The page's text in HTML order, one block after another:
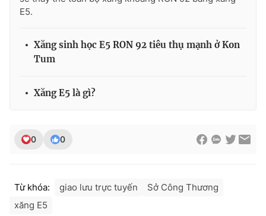
THỜI BÁO VTV
Giấy phép hoạt động báo in và báo điện tử số 483/GP-BTTTT
cấp ngày 29/12/2023
Tổng Biên tập:
E5.
Xăng sinh học E5 RON 92 tiêu thụ mạnh ở Kon
Tum
Xăng E5 là gì?
0 0
Từ khóa: giao lưu trực tuyến
Sở Công Thương
xăng E5